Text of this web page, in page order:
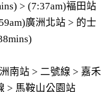
> (7:37am)褔田站
廣洲北站 > 的士
南站 > 二號線 > 嘉禾
> 馬鞍山公園站